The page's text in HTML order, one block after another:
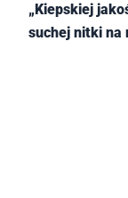
„Kiepskiej
suchej nitki na